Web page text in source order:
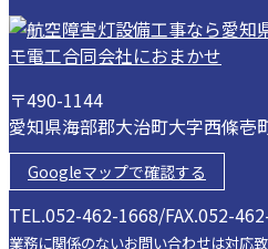
〒490-1144
愛知県海部郡大治町大字西條壱
Googleマップで確認する
TEL.052-462-1668/FAX.052-
業務に関係のないお問い合わせは対応致